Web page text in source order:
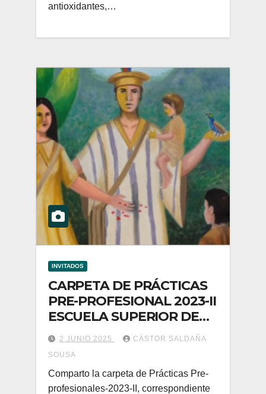
antioxidantes,…
INVITADOS
CARPETA DE PRÁCTICAS
PRE-PROFESIONAL 2023-II
ESCUELA SUPERIOR DE
FORMACIÓN ARTÍSTICA
PÚBLICA «FELIPE
GUAMÁN POMA DE
AYALA»-AYACUCHO
2 JUNIO 2025
CÁSTOR SALDAÑA
SOUSA
Comparto la carpeta de Prácticas Pre-
profesionales-2023-II, correspondiente